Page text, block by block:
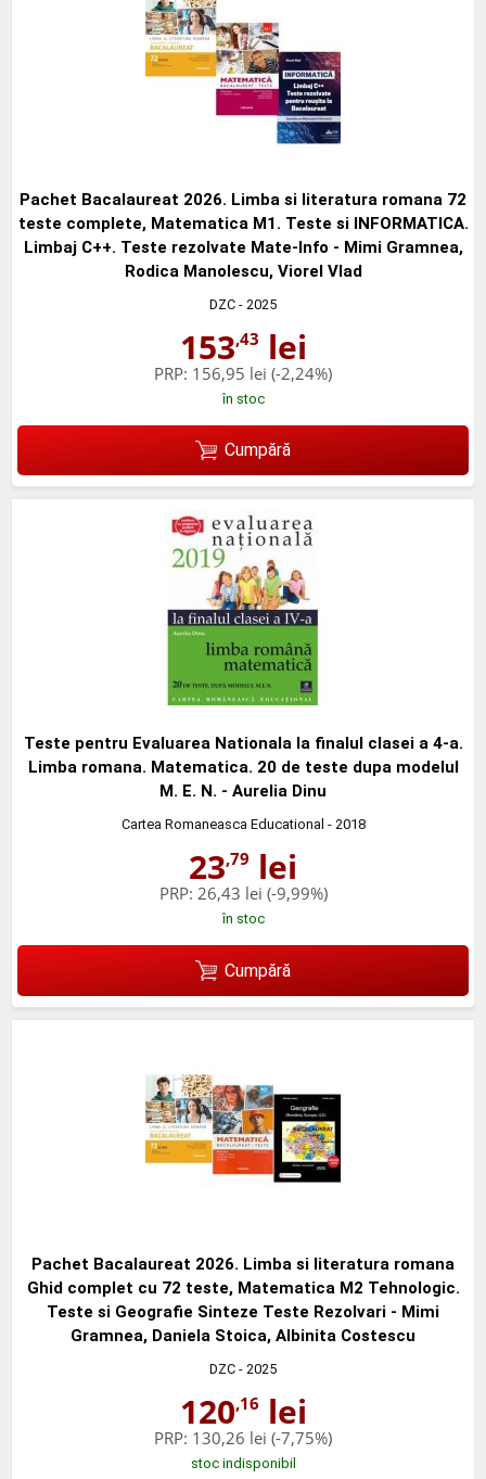
Pachet Bacalaureat 2026. Limba si literatura romana 72
teste complete, Matematica M1. Teste si INFORMATICA.
Limbaj C++. Teste rezolvate Mate-Info - Mimi Gramnea,
Rodica Manolescu, Viorel Vlad
DZC - 2025
153,43 lei
PRP: 156,95 lei (-2,24%)
în stoc
Cumpără
Teste pentru Evaluarea Nationala la finalul clasei a 4-a.
Limba romana. Matematica. 20 de teste dupa modelul
M. E. N. - Aurelia Dinu
Cartea Romaneasca Educational - 2018
23,79 lei
PRP: 26,43 lei (-9,99%)
în stoc
Cumpără
Pachet Bacalaureat 2026. Limba si literatura romana
Ghid complet cu 72 teste, Matematica M2 Tehnologic.
Teste si Geografie Sinteze Teste Rezolvari - Mimi
Gramnea, Daniela Stoica, Albinita Costescu
DZC - 2025
120,16 lei
PRP: 130,26 lei (-7,75%)
stoc indisponibil